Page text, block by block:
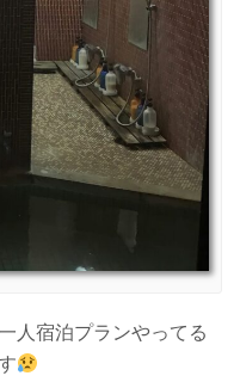
人宿泊プランやってる